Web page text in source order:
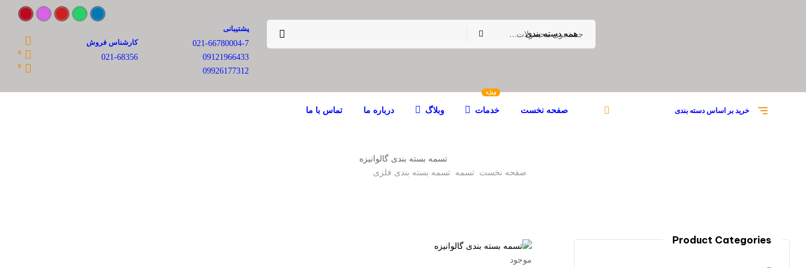
همه دسته بندی
پشتیبانی
021-66780004-7
09121966433
09926177312
کارشناس فروش
021-68356
0
0
خرید بر اساس دسته بندی صفحه نخست خدمات
ویژه
وبلاگ درباره ما تماس با ما
تسمه بسته بندی گالوانیزه
صفحه نخست
تسمه تسمه بسته بندی فلزی
موجود
Product Categories